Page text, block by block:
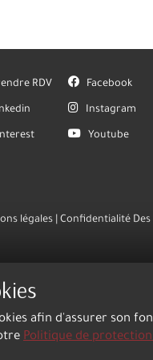
RDV Facebook
Instagram
Youtube
légales Confidentialité Des
afin d'assurer son
Politique de